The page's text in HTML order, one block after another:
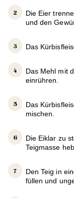
Die Eier
und den
Das
Das Mehl mit
einrühren.
Das
mischen.
Die Eiklar zu
Teigmasse
Den Teig in
füllen und